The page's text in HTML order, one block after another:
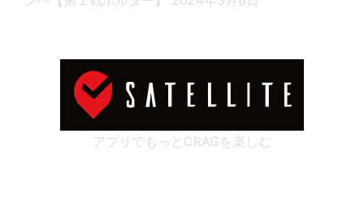
アプリでもっとCRAGを楽しむ